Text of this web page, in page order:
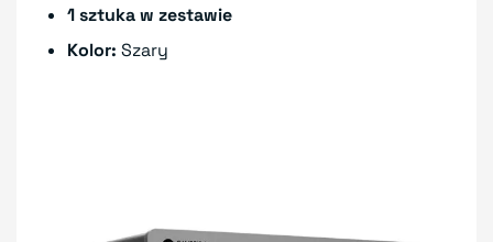
1 sztuka w zestawie
Kolor: Szary